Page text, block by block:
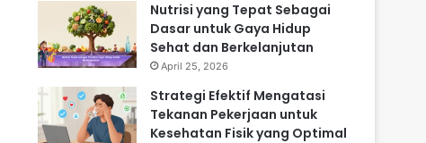
Nutrisi yang Tepat Sebagai
Dasar untuk Gaya Hidup
Sehat dan Berkelanjutan
April 25, 2026
Strategi Efektif Mengatasi
Tekanan Pekerjaan untuk
Kesehatan Fisik yang Optimal